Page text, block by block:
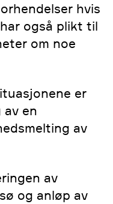
hvis
også plikt til
om noe
er
en
av
av
og anløp av